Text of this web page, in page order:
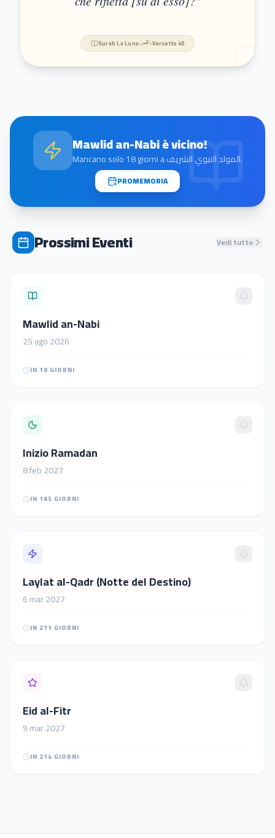
SurahLa Luna•القمر•Versetto 40
Mawlid an-Nabiè vicino!
Mancano solo18giorni aالمولد النبوي الشريف.
PROMEMORIA
Prossimi Eventi Vedi tutto
Mawlid an-Nabi
25ago2026
IN 18 GIORNI
Inizio Ramadan
8feb2027
IN 185 GIORNI
Laylat al-Qadr (Notte del Destino)
6mar2027
IN 211 GIORNI
Eid al-Fitr
9mar2027
IN 214 GIORNI